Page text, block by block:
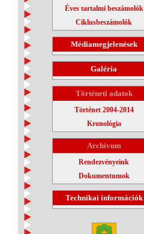
Éves tartalmi beszámolók
Ciklusbeszámolók
Médiamegjelenések
Galéria
Történeti adatok
Történet 2004-2014
Kronológia
Archívum
Rendezvényeink
Dokumentumok
Technikai információk